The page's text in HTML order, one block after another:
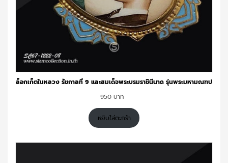
ล็อกเก็ตในหลวง รัชกาลที่ 9 และสมเด็จพระบรมราชินีนาถ รุ่นพระมหามณฑป
950
หยิบใส่ตะกร้า